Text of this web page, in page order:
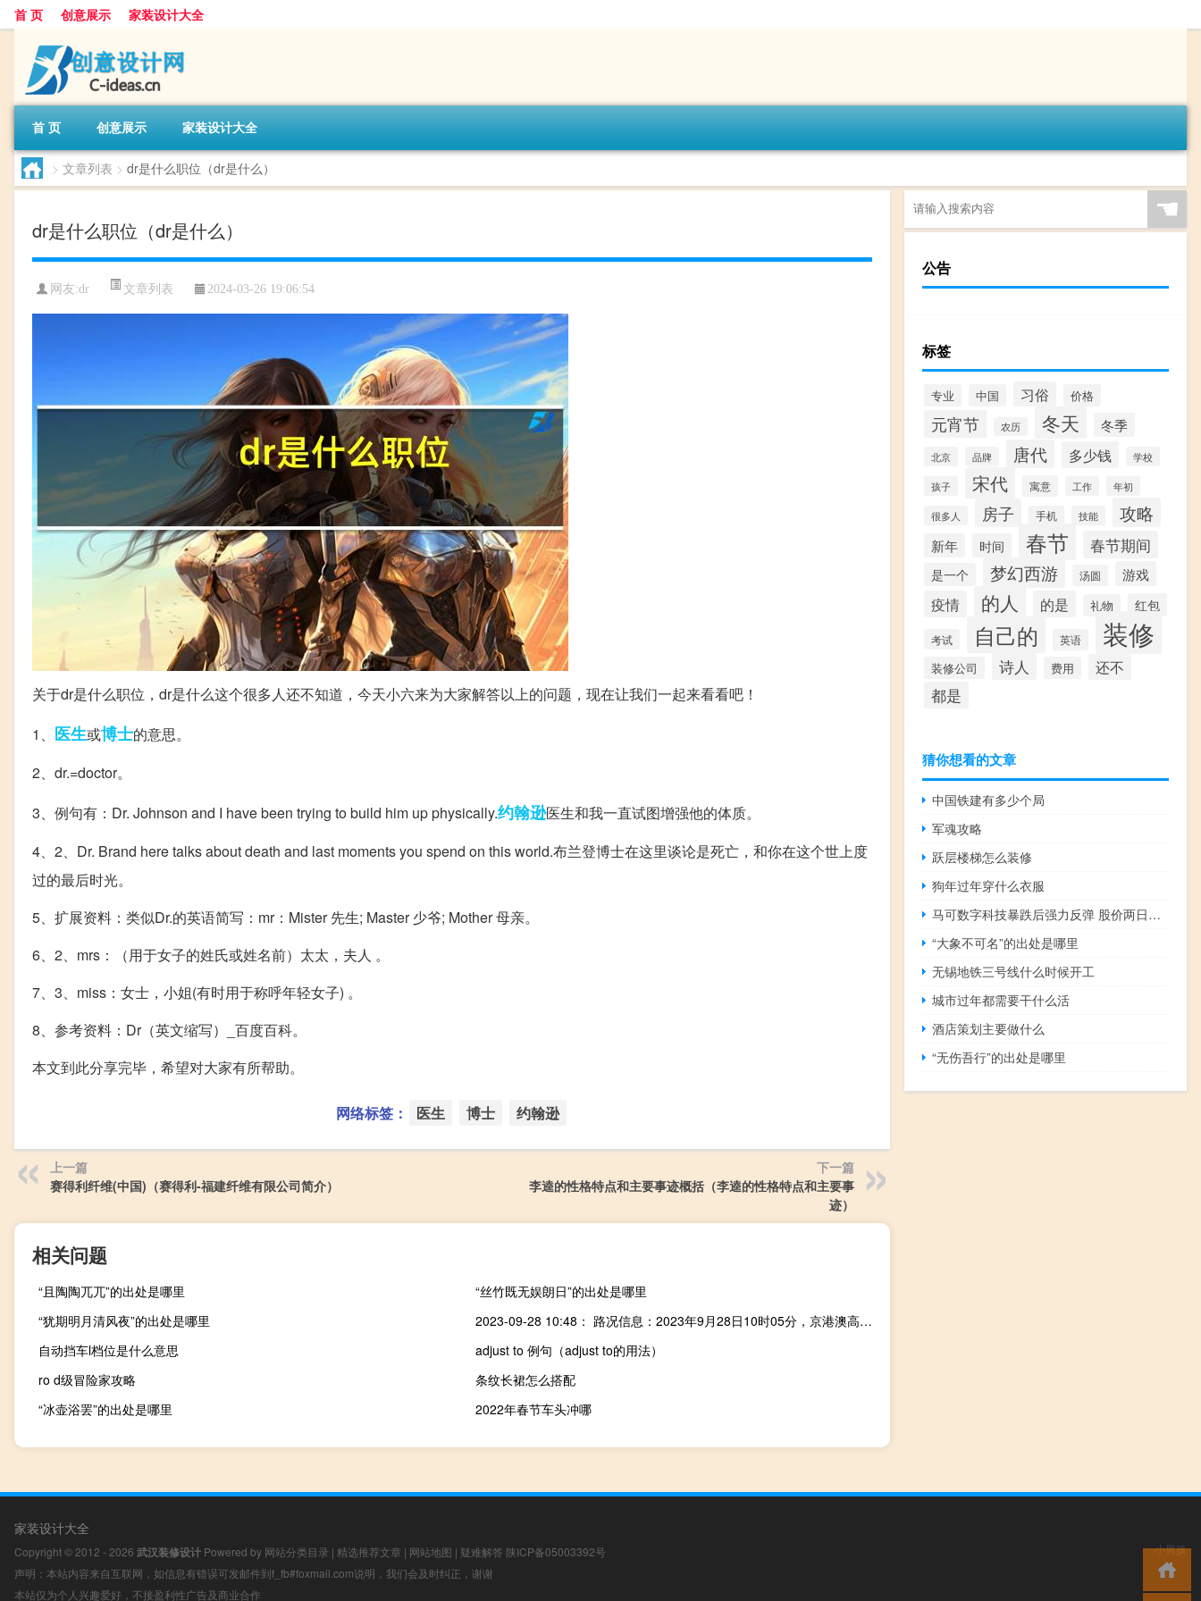
首 页 创意展示 家装设计大全
首 页 创意展示 家装设计大全
> 文章列表 > dr是什么职位（dr是什么）
dr是什么职位（dr是什么）
网友:dr 文章列表 2024-03-26 19:06:54
关于dr是什么职位，dr是什么这个很多人还不知道，今天小六来为大家解答以上的问题，现在让我们一起来看看吧！
1、 医生或博士的意思。
2、dr.=doctor。
3、例句有：Dr. Johnson and I have been trying to build him up physically.约翰逊医生和我一直试图增强他的体质。
4、2、Dr. Brand here talks about death and last moments you spend on this world.布兰登博士在这里谈论是死亡，和你在这个世上度
过的最后时光。
5、扩展资料：类似Dr.的英语简写：mr：Mister 先生; Master 少爷; Mother 母亲。
6、2、mrs：（用于女子的姓氏或姓名前）太太，夫人 。
7、3、miss：女士，小姐(有时用于称呼年轻女子) 。
8、参考资料：Dr（英文缩写）_百度百科。
本文到此分享完毕，希望对大家有所帮助。
网络标签： 医生 博士 约翰逊
上一篇
赛得利纤维(中国)（赛得利-福建纤维有限公司简介）
下一篇
李逵的性格特点和主要事迹概括（李逵的性格特点和主要事
迹）
相关问题
“且陶陶兀兀”的出处是哪里
“丝竹既无娱朗日”的出处是哪里
“犹期明月清风夜”的出处是哪里
2023-09-28 10:48： 路况信息：2023年9月28日10时05分，京港澳高速潭耒（潭衡）段新塘收费站附近以北K1612处南往北因三车追尾造成交通通行缓慢，至10时45分已恢复正常通行。Sa85Za ​​​
自动挡车l档位是什么意思
adjust to 例句（adjust to的用法）
ro d级冒险家攻略
条纹长裙怎么搭配
“冰壶浴罢”的出处是哪里
2022年春节车头冲哪
☚
公告
标签
专业 中国 习俗 价格
元宵节 农历 冬天 冬季
北京 品牌 唐代 多少钱 学校
孩子 宋代 寓意 工作 年初
很多人 房子 手机 技能 攻略
新年 时间 春节 春节期间
是一个 梦幻西游 汤圆 游戏
疫情 的人 的是 礼物 红包
考试 自己的 英语 装修
装修公司 诗人 费用 还不
都是
猜你想看的文章
中国铁建有多少个局
军魂攻略
跃层楼梯怎么装修
狗年过年穿什么衣服
马可数字科技暴跌后强力反弹 股价两日一度翻倍
“大象不可名”的出处是哪里
无锡地铁三号线什么时候开工
城市过年都需要干什么活
酒店策划主要做什么
“无伤吾行”的出处是哪里
家装设计大全
Copyright © 2012 - 2026 武汉装修设计 Powered by 网站分类目录 | 精选推荐文章 | 网站地图 | 疑难解答 陕ICP备05003392号
声明：本站内容来自互联网，如信息有错误可发邮件到f_fb#foxmail.com说明，我们会及时纠正，谢谢
本站仅为个人兴趣爱好，不接盈利性广告及商业合作
小男孩